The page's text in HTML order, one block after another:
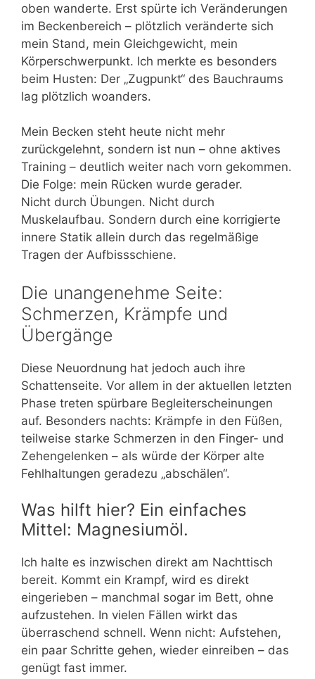
oben wanderte. Erst spürte ich Veränderungen
im Beckenbereich – plötzlich veränderte sich
mein Stand, mein Gleichgewicht, mein
Körperschwerpunkt. Ich merkte es besonders
beim Husten: Der „Zugpunkt“ des Bauchraums
lag plötzlich woanders.
Mein Becken steht heute nicht mehr
zurückgelehnt, sondern ist nun – ohne aktives
Training – deutlich weiter nach vorn gekommen.
Die Folge: mein Rücken wurde gerader.
Nicht durch Übungen. Nicht durch
Muskelaufbau. Sondern durch eine korrigierte
innere Statik allein durch das regelmäßige
Tragen der Aufbissschiene.
Die unangenehme Seite:
Schmerzen, Krämpfe und
Übergänge
Diese Neuordnung hat jedoch auch ihre
Schattenseite. Vor allem in der aktuellen letzten
Phase treten spürbare Begleiterscheinungen
auf. Besonders nachts: Krämpfe in den Füßen,
teilweise starke Schmerzen in den Finger- und
Zehengelenken – als würde der Körper alte
Fehlhaltungen geradezu „abschälen“.
Was hilft hier? Ein einfaches
Mittel: Magnesiumöl.
Ich halte es inzwischen direkt am Nachttisch
bereit. Kommt ein Krampf, wird es direkt
eingerieben – manchmal sogar im Bett, ohne
aufzustehen. In vielen Fällen wirkt das
überraschend schnell. Wenn nicht: Aufstehen,
ein paar Schritte gehen, wieder einreiben – das
genügt fast immer.